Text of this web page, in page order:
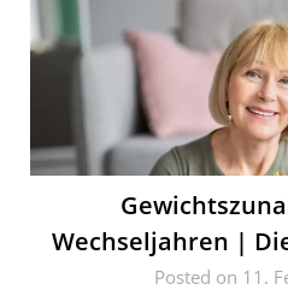
Wechseljahren |
Posted on 11.